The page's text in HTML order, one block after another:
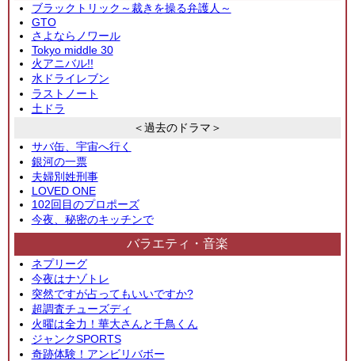
ブラックトリック～裁きを操る弁護人～
GTO
さよならノワール
Tokyo middle 30
火アニバル!!
水ドライレブン
ラストノート
土ドラ
＜過去のドラマ＞
サバ缶、宇宙へ行く
銀河の一票
夫婦別姓刑事
LOVED ONE
102回目のプロポーズ
今夜、秘密のキッチンで
バラエティ・音楽
ネプリーグ
今夜はナゾトレ
突然ですが占ってもいいですか?
超調査チューズディ
火曜は全力！華大さんと千鳥くん
ジャンクSPORTS
奇跡体験！アンビリバボー